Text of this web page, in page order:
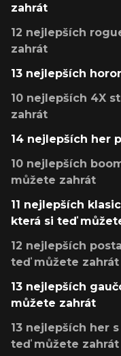
zahrát
12 nejlepších
zahrát
13 nejlepších
10 nejlepších 4X
zahrát
14 nejlepších her
10 nejlepších
můžete zahrát
11 nejlepších
která si teď
12 nejlepších
teď můžete zahrát
13 nejlepších
můžete zahrát
13 nejlepších her
teď můžete zahrát